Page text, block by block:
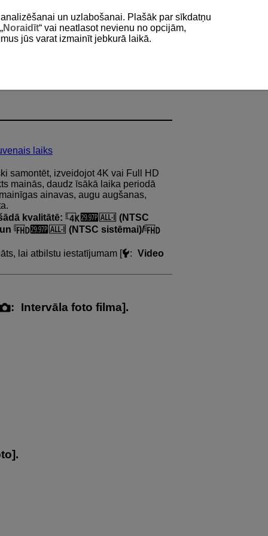
laiks
samontēt, izveidojot 4K vai Full HD
mainās, daudz īsākā laika periodā
ainavas, augu augšanas,
kvalitātē:
(NTSC
(NTSC sistēmai)/
lai atbilstu iestatījumam [
: Video
: Intervāla foto filma].
].
un uzlabošanai. Plašāk par sīkdatņu
Noraidīt“ vai neatlasot nevienu no opcijām,
jūs varat izmainīt jebkurā laikā.